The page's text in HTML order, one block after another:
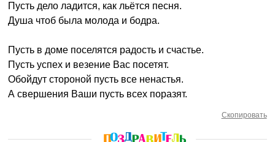
Пусть дело ладится, как льётся песня.
Душа чтоб была молода и бодра.
Пусть в доме поселятся радость и счастье.
Пусть успех и везение Вас посетят.
Обойдут стороной пусть все ненастья.
А свершения Ваши пусть всех поразят.
Скопировать